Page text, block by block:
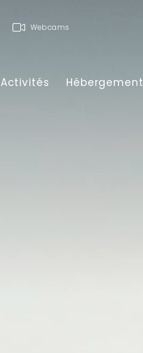
Webcams
Activités Hébergement